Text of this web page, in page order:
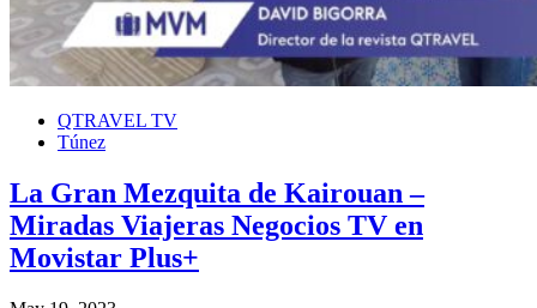
QTRAVEL TV
Túnez
La Gran Mezquita de Kairouan –
Miradas Viajeras Negocios TV en
Movistar Plus+